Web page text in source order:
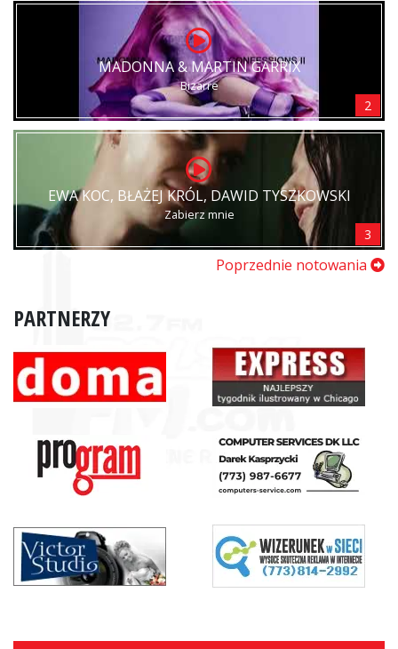
MADONNA & MARTIN GARRIX
Bizarre
2
EWA KOC, BŁAŻEJ KRÓL, DAWID TYSZKOWSKI
Zabierz mnie
3
Poprzednie notowania
PARTNERZY